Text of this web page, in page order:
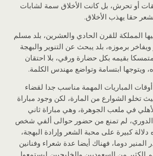
أو تحرش، بل كانت الأخلاق سمة لشابات
حقا يهذب الأخلاق.
المملكة للقرن الحادي والعشرين، بلد مسلم
برموزه، بلد يبحث عن التنوير والبهجة
متمسكا بقيمه بكل حضارة ورقي، بلا احتقان
ويتوجها ابتسامة وتواضع مهندس الكلمة.
المباريات المهمة مناسب جدا لقضاء
تخلو الشوارع من المارة، لكن وجود مباراة
في ملعب الجوهرة، وهي مباراة ثاني
الدوري، لم تمنع من حضور حوالى ألفي شخص
دلالة كبيرة على محبة الشعر وإرادة البهجة،
المنير دوما، فهناك أيضا عدة شعراء وفنانين